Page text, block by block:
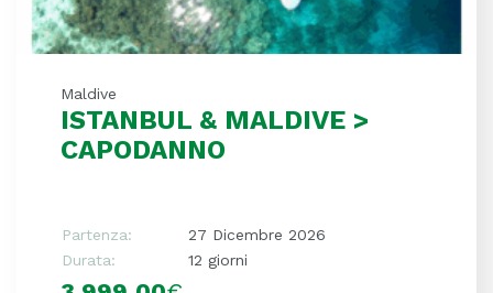
Maldive
ISTANBUL & MALDIVE >
CAPODANNO
Partenza:
27 Dicembre 2026
Durata:
12 giorni